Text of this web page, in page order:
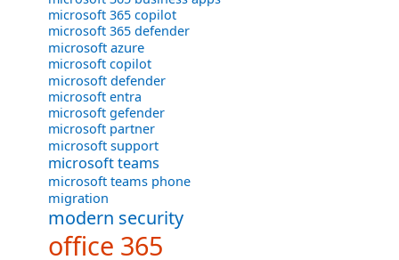
microsoft 365 copilot
microsoft 365 defender
microsoft azure
microsoft copilot
microsoft defender
microsoft entra
microsoft gefender
microsoft partner
microsoft support
microsoft teams
microsoft teams phone
migration
modern security
office 365